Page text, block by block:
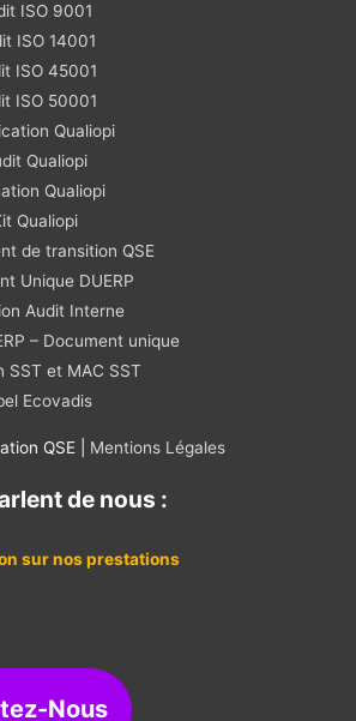
ISO 9001
ISO 14001
ISO 45001
ISO 50001
Qualiopi
Qualiopi
Qualiopi
Qualiopi
de transition QSE
Unique DUERP
Audit Interne
– Document unique
SST et MAC SST
Ecovadis
QSE | Mentions Légales
de nous :
sur nos prestations
Nous